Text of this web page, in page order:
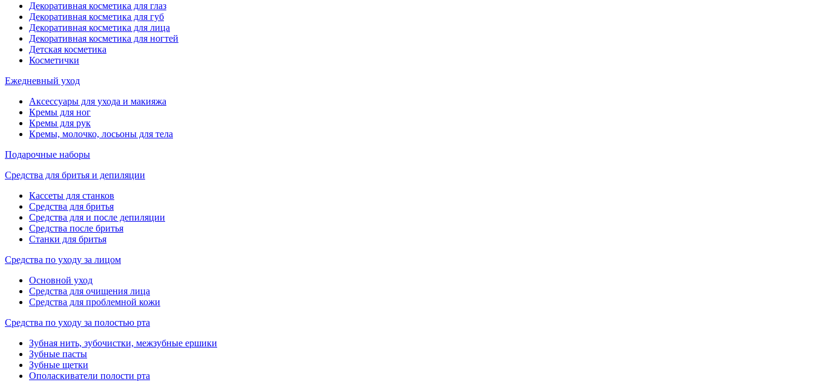
Декоративная косметика для глаз
Декоративная косметика для губ
Декоративная косметика для лица
Декоративная косметика для ногтей
Детская косметика
Косметички
Ежедневный уход
Аксессуары для ухода и макияжа
Кремы для ног
Кремы для рук
Кремы, молочко, лосьоны для тела
Подарочные наборы
Средства для бритья и депиляции
Кассеты для станков
Средства для бритья
Средства для и после депиляции
Средства после бритья
Станки для бритья
Средства по уходу за лицом
Основной уход
Средства для очищения лица
Средства для проблемной кожи
Средства по уходу за полостью рта
Зубная нить, зубочистки, межзубные ершики
Зубные пасты
Зубные щетки
Ополаскиватели полости рта